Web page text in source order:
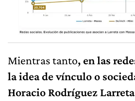
Mientras tanto, en las
la idea de vínculo o
Horacio Rodríguez